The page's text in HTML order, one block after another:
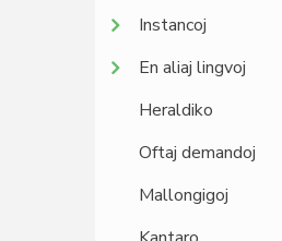
Instancoj
En aliaj lingvoj
Heraldiko
Oftaj demandoj
Mallongigoj